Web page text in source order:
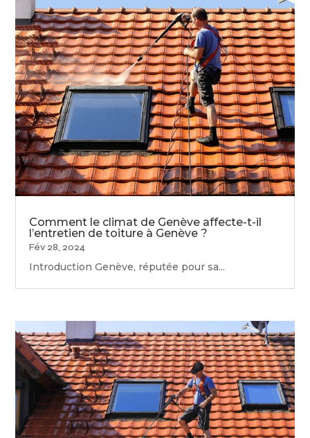
Comment le climat de Genève affecte-t-il
l’entretien de toiture à Genève ?
Fév 28, 2024
Introduction Genève, réputée pour sa...